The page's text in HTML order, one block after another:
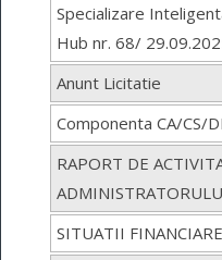
Specializare
Hub nr. 68/
Anunt Licitatie
Componenta CA/CS/
RAPORT DE
SITUATII